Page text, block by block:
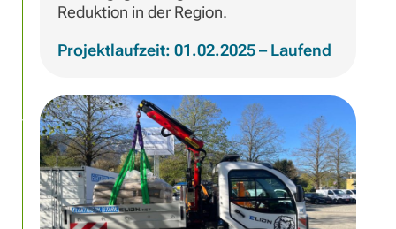
Reduktion in der Region.
Projektlaufzeit: 01.02.2025 – Laufend